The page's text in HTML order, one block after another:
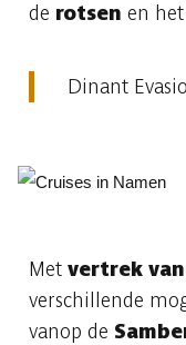
de rotsen en het
Dinant
Met vertrek
verschillende
vanop de